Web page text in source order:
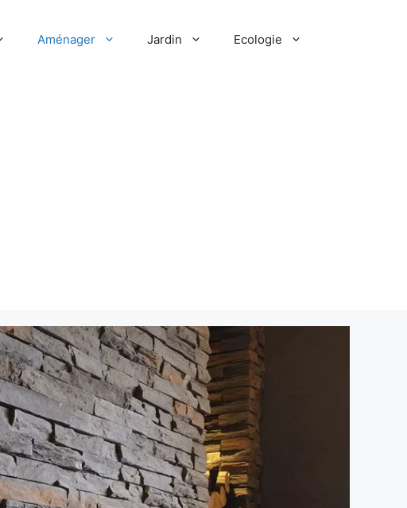
Aménager Jardin Ecologie